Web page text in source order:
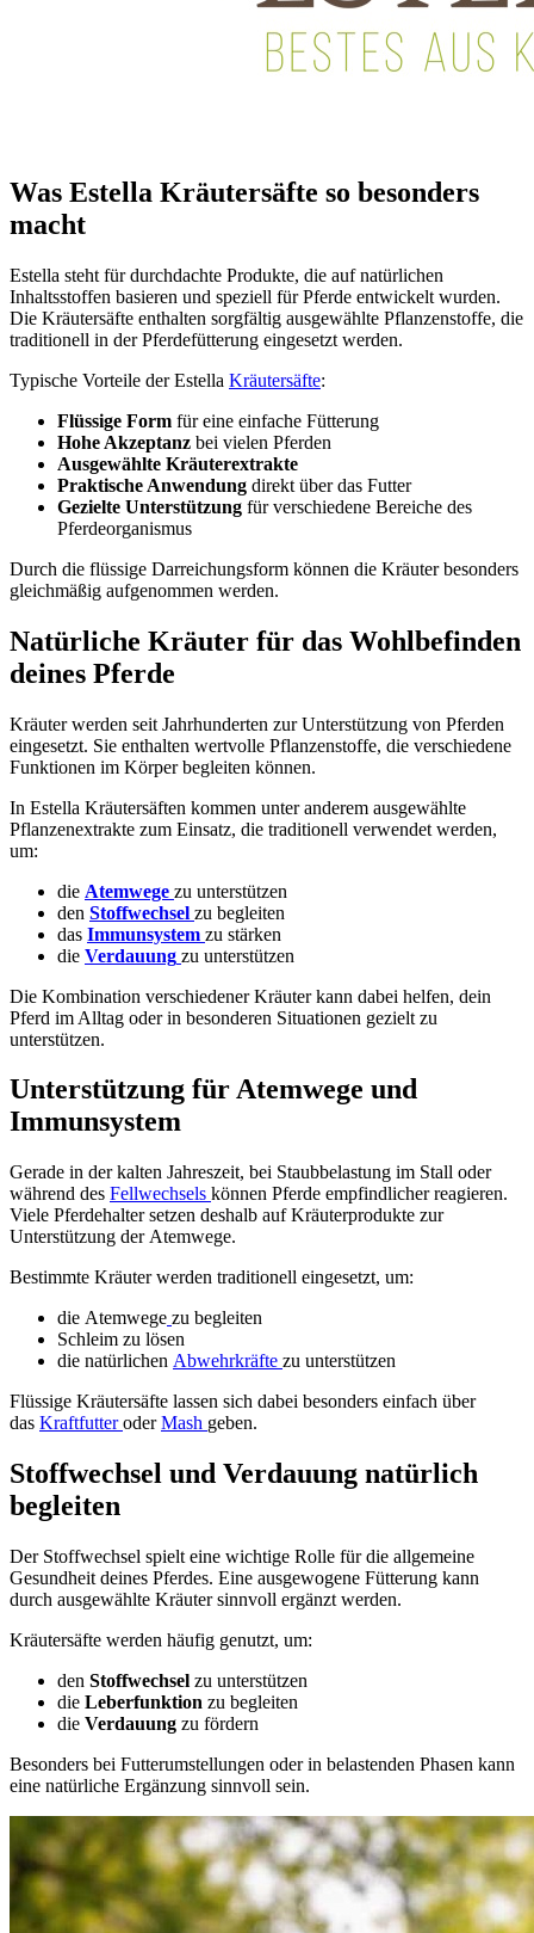
Was Estella Kräutersäfte so besonders
macht
Estella steht für durchdachte Produkte, die auf natürlichen
Inhaltsstoffen basieren und speziell für Pferde entwickelt wurden.
Die Kräutersäfte enthalten sorgfältig ausgewählte Pflanzenstoffe, die
traditionell in der Pferdefütterung eingesetzt werden.
Typische Vorteile der Estella Kräutersäfte:
Flüssige Form für eine einfache Fütterung
Hohe Akzeptanz bei vielen Pferden
Ausgewählte Kräuterextrakte
Praktische Anwendung direkt über das Futter
Gezielte Unterstützung für verschiedene Bereiche des
Pferdeorganismus
Durch die flüssige Darreichungsform können die Kräuterbesonders
gleichmäßig aufgenommen werden.
Natürliche Kräuter für das Wohlbefinden
deines Pferde
Kräuterwerden seit Jahrhunderten zur Unterstützung von Pferden
eingesetzt. Sie enthalten wertvolle Pflanzenstoffe, die verschiedene
Funktionen im Körper begleiten können.
In Estella Kräutersäften kommen unter anderem ausgewählte
Pflanzenextrakte zum Einsatz, die traditionell verwendet werden,
um:
die Atemwege zu unterstützen
den Stoffwechsel zu begleiten
das Immunsystem zu stärken
die Verdauung zu unterstützen
Die Kombination verschiedener Kräuter kann dabei helfen, dein
Pferd im Alltag oder in besonderen Situationen gezielt zu
unterstützen.
Unterstützung für Atemwege und
Immunsystem
Gerade in der kalten Jahreszeit, bei Staubbelastung im Stall oder
während des Fellwechsels können Pferde empfindlicher reagieren.
Viele Pferdehalter setzen deshalb auf Kräuterprodukte zur
Unterstützung der Atemwege.
Bestimmte Kräuter werden traditionell eingesetzt, um:
die Atemwege zu begleiten
Schleim zu lösen
die natürlichen Abwehrkräfte zu unterstützen
Flüssige Kräutersäfte lassen sich dabei besonders einfach über
das KraftfutteroderMash geben.
Stoffwechsel und Verdauung natürlich
begleiten
Der Stoffwechsel spielt eine wichtige Rolle für die allgemeine
Gesundheit deines Pferdes. Eine ausgewogene Fütterung kann
durch ausgewählte Kräuter sinnvoll ergänzt werden.
Kräutersäfte werden häufig genutzt, um:
den Stoffwechsel zu unterstützen
die Leberfunktion zu begleiten
die Verdauung zu fördern
Besonders bei Futterumstellungen oder in belastenden Phasen kann
eine natürliche Ergänzung sinnvoll sein.